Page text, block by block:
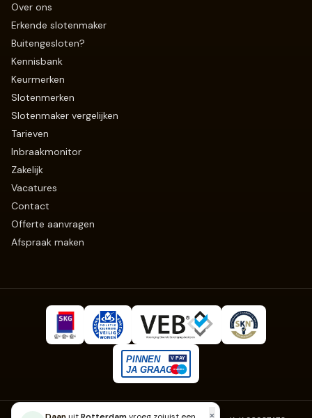
Over ons
Erkende slotenmaker
Buitengesloten?
Kennisbank
Keurmerken
Slotenmerken
Slotenmaker vergelijken
Tarieven
Inbraakmonitor
Zakelijk
Vacatures
Contact
Offerte aanvragen
Afspraak maken